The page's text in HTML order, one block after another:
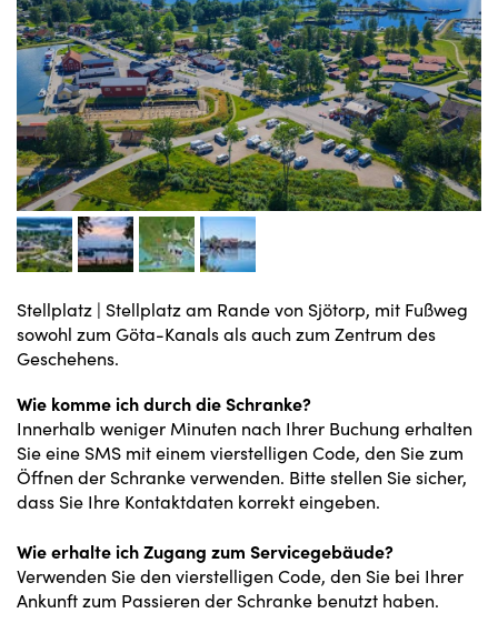
Stellplatz | Stellplatz am Rande von Sjötorp, mit Fußweg
sowohl zum Göta-Kanals als auch zum Zentrum des
Geschehens.
Wie komme ich durch die Schranke?
Innerhalb weniger Minuten nach Ihrer Buchung erhalten
Sie eine SMS mit einem vierstelligen Code, den Sie zum
Öffnen der Schranke verwenden. Bitte stellen Sie sicher,
dass Sie Ihre Kontaktdaten korrekt eingeben.
Wie erhalte ich Zugang zum Servicegebäude?
Verwenden Sie den vierstelligen Code, den Sie bei Ihrer
Ankunft zum Passieren der Schranke benutzt haben.